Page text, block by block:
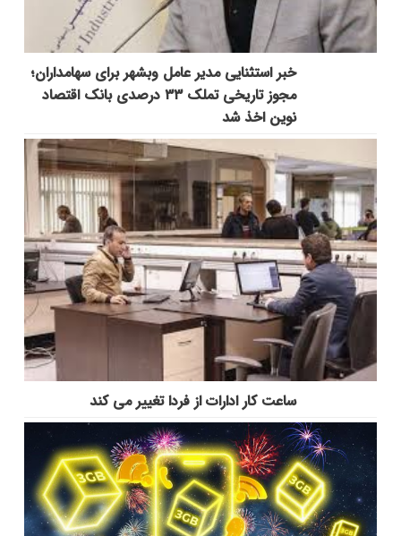
خبر استثنایی مدیر عامل وبشهر برای سهامداران؛
مجوز تاریخی تملک ۳۳ درصدی بانک اقتصاد
نوین اخذ شد
ساعت کار ادارات از فردا تغییر می کند